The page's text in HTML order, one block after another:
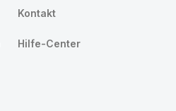
Kontakt
Hilfe-Center